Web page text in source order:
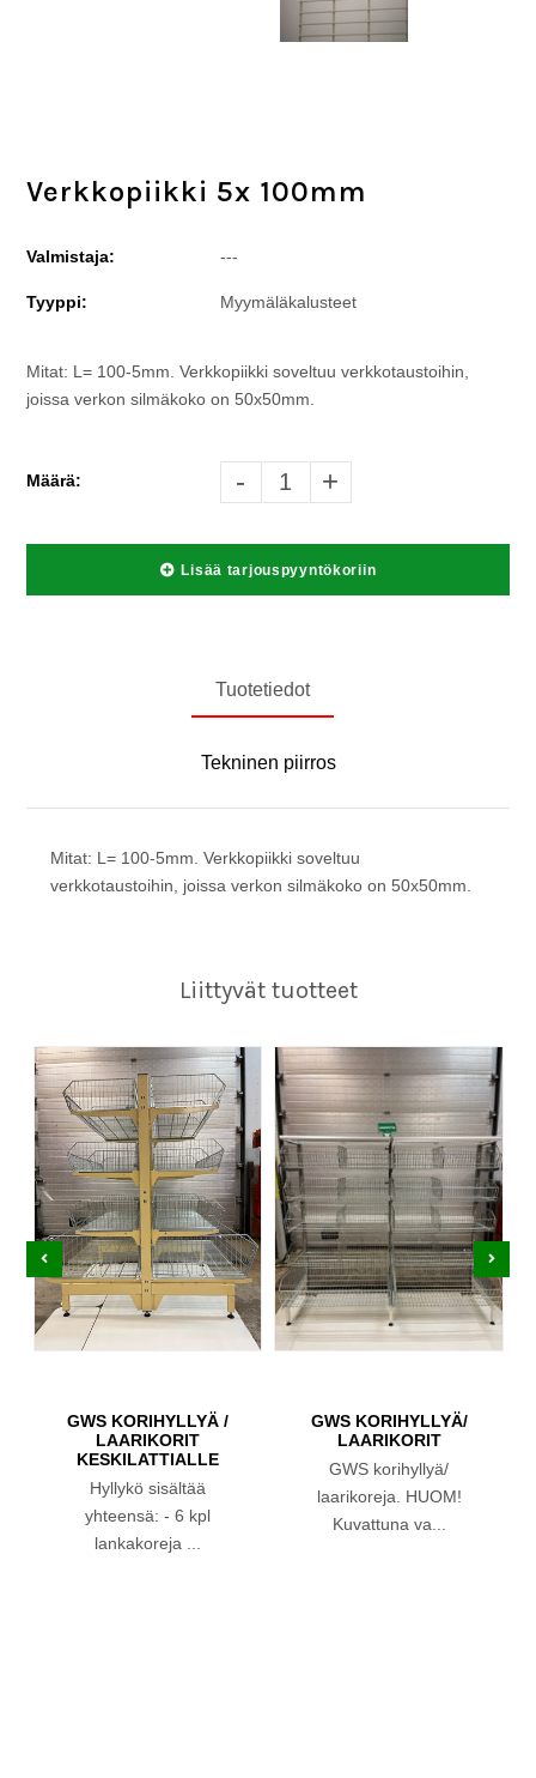
Verkkopiikki 5x 100mm
Valmistaja: ---
Tyyppi: Myymäläkalusteet
Mitat: L= 100-5mm. Verkkopiikki soveltuu verkkotaustoihin,
joissa verkon silmäkoko on 50x50mm.
Määrä: - +
Lisää tarjouspyyntökoriin
Tuotetiedot
Tekninen piirros
Mitat: L= 100-5mm. Verkkopiikki soveltuu
verkkotaustoihin, joissa verkon silmäkoko on 50x50mm.
Liittyvät tuotteet
GWS KORIHYLLYÄ /
LAARIKORIT
KESKILATTIALLE
Hyllykö sisältää
yhteensä: - 6 kpl
lankakoreja ...
GWS KORIHYLLYÄ/
LAARIKORIT
GWS korihyllyä/
laarikoreja. HUOM!
Kuvattuna va...